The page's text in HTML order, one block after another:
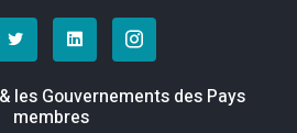
les Gouvernements des Pays
membres